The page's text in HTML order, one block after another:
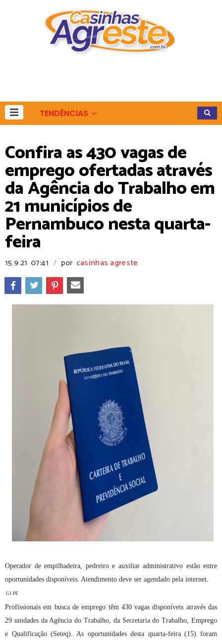
TENDÊNCIAS
Confira as 430 vagas de
emprego ofertadas através
da Agência do Trabalho em
21 municípios de
Pernambuco nesta quarta-
feira
15.9.21 07:41 / por casinhas agreste
Operador de empilhadeira, pedreiro e auxiliar administrativo estão entre
oportunidades disponíveis. Atendimento deve ser agendado pela internet.
G1 PE
Profissionais em busca de emprego têm 430 vagas disponíveis através das
29 unidades da Agência do Trabalho, da Secretaria do Trabalho, Emprego
e Qualificação (Seteq). As oportunidades desta quarta-feira (15) foram